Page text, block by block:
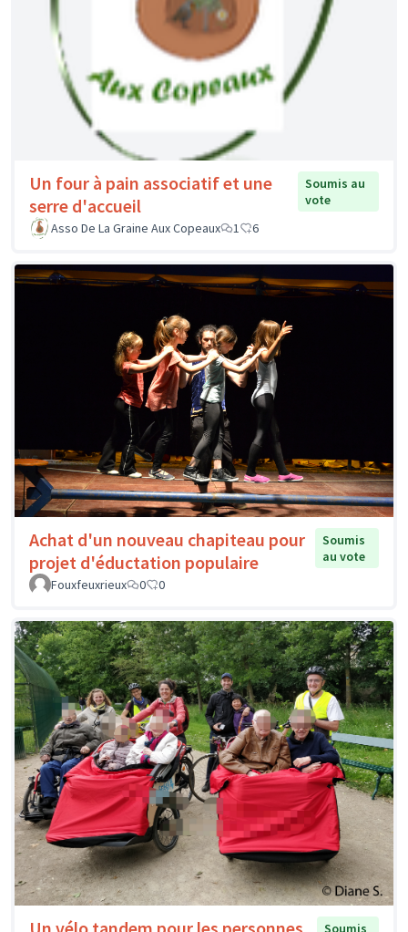
Un four à pain associatif et une
serre d'accueil
Soumis au
vote
Asso De La Graine Aux Copeaux
1 6
Achat d'un nouveau chapiteau pour
projet d'éductation populaire
Soumis
au vote
Fouxfeuxrieux
0 0
Soumis